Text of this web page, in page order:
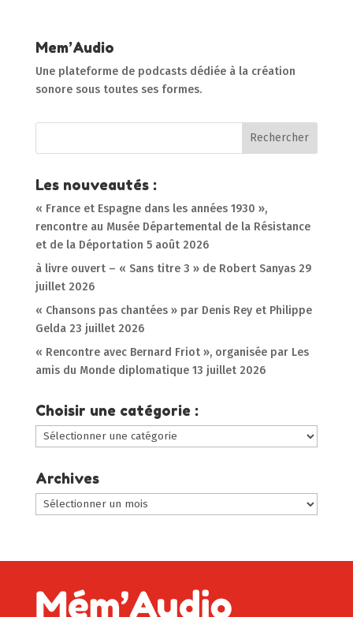
Mem’Audio
Une plateforme de podcasts dédiée à la création
sonore sous toutes ses formes.
Les nouveautés :
« France et Espagne dans les années 1930 »,
rencontre au Musée Départemental de la Résistance
et de la Déportation 5 août 2026
à livre ouvert – « Sans titre 3 » de Robert Sanyas 29
juillet 2026
« Chansons pas chantées » par Denis Rey et Philippe
Gelda 23 juillet 2026
« Rencontre avec Bernard Friot », organisée par Les
amis du Monde diplomatique 13 juillet 2026
Choisir une catégorie :
Choisir
une
catégorie
:
Archives
Archives